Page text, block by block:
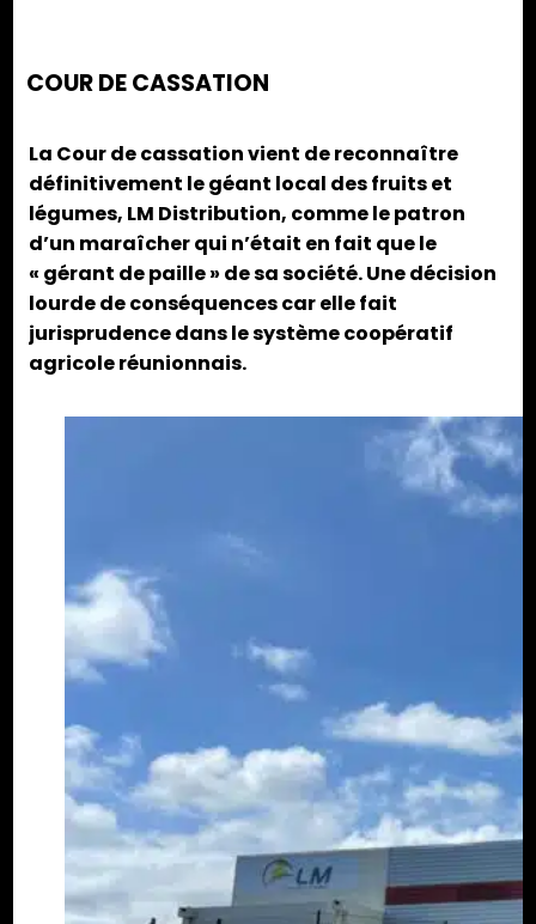
COUR DE CASSATION
La Cour de cassation vient de reconnaître
définitivement le géant local des fruits et
légumes, LM Distribution, comme le patron
d’un maraîcher qui n’était en fait que le
« gérant de paille » de sa société. Une décision
lourde de conséquences car elle fait
jurisprudence dans le système coopératif
agricole réunionnais.